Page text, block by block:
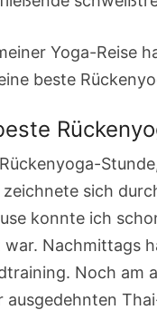
Yoga-Reise
beste
sich
konnte ich
Nachmittags
Noch am
ausgedehnten